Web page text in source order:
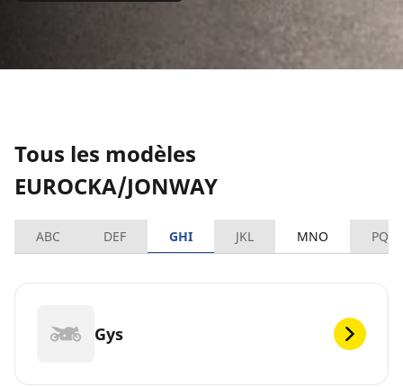
Tous les modèles
EUROCKA/JONWAY
ABC DEF GHI JKL MNO PQRS
Gys